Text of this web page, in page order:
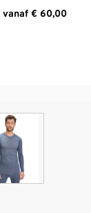
€ 60,00